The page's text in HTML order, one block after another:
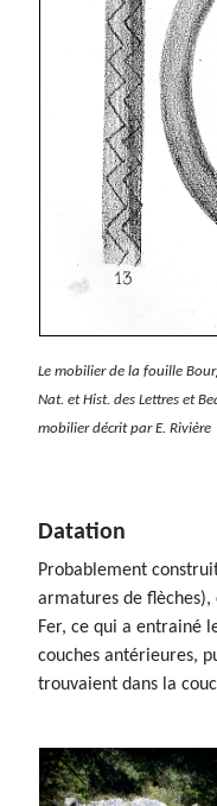
Le mobilier de la fouille
Nat. et Hist. des Lettres et
mobilier décrit par E. Rivière
Datation
Probablement
armatures de
Fer, ce qui a entrainé
couches antérieures,
trouvaient dans la